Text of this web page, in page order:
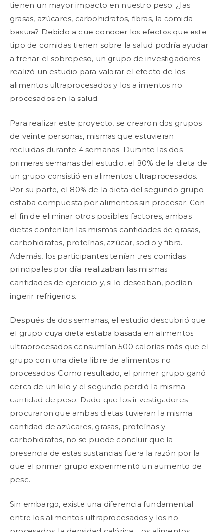
tienen un mayor impacto en nuestro peso: ¿las
grasas, azúcares, carbohidratos, fibras, la comida
basura? Debido a que conocer los efectos que este
tipo de comidas tienen sobre la salud podría ayudar
a frenar el sobrepeso, un grupo de investigadores
realizó un estudio para valorar el efecto de los
alimentos ultraprocesados y los alimentos no
procesados en la salud.
Para realizar este proyecto, se crearon dos grupos
de veinte personas, mismas que estuvieran
recluidas durante 4 semanas. Durante las dos
primeras semanas del estudio, el 80% de la dieta de
un grupo consistió en alimentos ultraprocesados.
Por su parte, el 80% de la dieta del segundo grupo
estaba compuesta por alimentos sin procesar. Con
el fin de eliminar otros posibles factores, ambas
dietas contenían las mismas cantidades de grasas,
carbohidratos, proteínas, azúcar, sodio y fibra.
Además, los participantes tenían tres comidas
principales por día, realizaban las mismas
cantidades de ejercicio y, si lo deseaban, podían
ingerir refrigerios.
Después de dos semanas, el estudio descubrió que
el grupo cuya dieta estaba basada en alimentos
ultraprocesados consumían 500 calorías más que el
grupo con una dieta libre de alimentos no
procesados. Como resultado, el primer grupo ganó
cerca de un kilo y el segundo perdió la misma
cantidad de peso. Dado que los investigadores
procuraron que ambas dietas tuvieran la misma
cantidad de azúcares, grasas, proteínas y
carbohidratos, no se puede concluir que la
presencia de estas sustancias fuera la razón por la
que el primer grupo experimentó un aumento de
peso.
Sin embargo, existe una diferencia fundamental
entre los alimentos ultraprocesados y los no